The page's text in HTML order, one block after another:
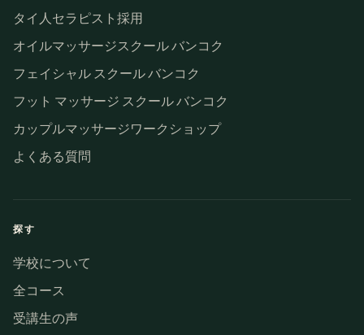
タイ人セラピスト採用
オイルマッサージスクール バンコク
フェイシャル スクール バンコク
フット マッサージ スクール バンコク
カップルマッサージワークショップ
よくある質問
探す
学校について
全コース
受講生の声